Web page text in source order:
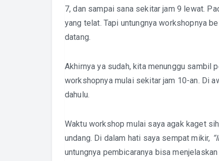
7, dan sampai sana sekitar jam 9 lewat.
yang telat. Tapi untungnya workshopnya
datang.
Akhirnya ya sudah, kita menunggu sambil
workshopnya mulai sekitar jam 10-an. Di
dahulu.
Waktu workshop mulai saya agak kaget
undang. Di dalam hati saya sempat mikir,
untungnya pembicaranya bisa